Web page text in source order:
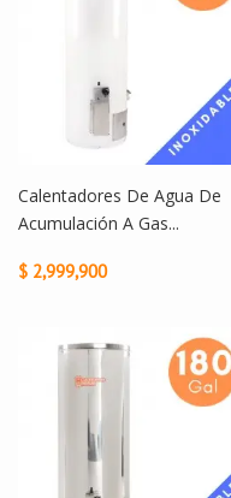
Calentadores De Agua De
Acumulación A Gas...
$ 2,999,900